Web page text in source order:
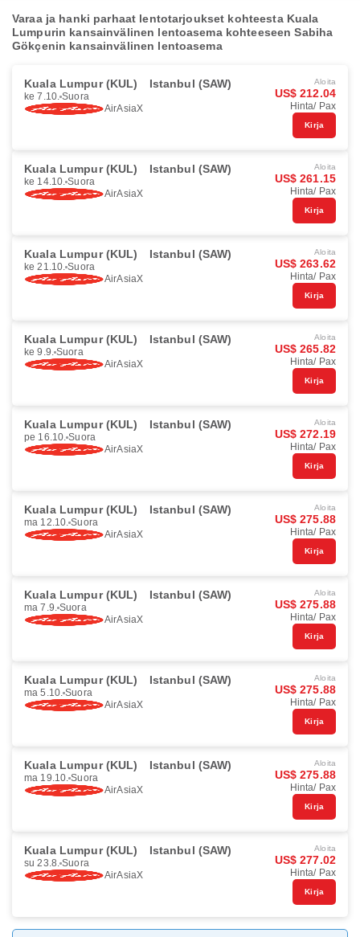
Varaa ja hanki parhaat lentotarjoukset kohteesta Kuala
Lumpurin kansainvälinen lentoasema kohteeseen Sabiha
Gökçenin kansainvälinen lentoasema
Kuala Lumpur (KUL) Istanbul (SAW)
ke 7.10. Suora
AirAsiaX
Aloita
US$ 212.04
Hinta/ Pax
Kirja
Kuala Lumpur (KUL) Istanbul (SAW)
ke 14.10. Suora
AirAsiaX
Aloita
US$ 261.15
Hinta/ Pax
Kirja
Kuala Lumpur (KUL) Istanbul (SAW)
ke 21.10. Suora
AirAsiaX
Aloita
US$ 263.62
Hinta/ Pax
Kirja
Kuala Lumpur (KUL) Istanbul (SAW)
ke 9.9. Suora
AirAsiaX
Aloita
US$ 265.82
Hinta/ Pax
Kirja
Kuala Lumpur (KUL) Istanbul (SAW)
pe 16.10. Suora
AirAsiaX
Aloita
US$ 272.19
Hinta/ Pax
Kirja
Kuala Lumpur (KUL) Istanbul (SAW)
ma 12.10. Suora
AirAsiaX
Aloita
US$ 275.88
Hinta/ Pax
Kirja
Kuala Lumpur (KUL) Istanbul (SAW)
ma 7.9. Suora
AirAsiaX
Aloita
US$ 275.88
Hinta/ Pax
Kirja
Kuala Lumpur (KUL) Istanbul (SAW)
ma 5.10. Suora
AirAsiaX
Aloita
US$ 275.88
Hinta/ Pax
Kirja
Kuala Lumpur (KUL) Istanbul (SAW)
ma 19.10. Suora
AirAsiaX
Aloita
US$ 275.88
Hinta/ Pax
Kirja
Kuala Lumpur (KUL) Istanbul (SAW)
su 23.8. Suora
AirAsiaX
Aloita
US$ 277.02
Hinta/ Pax
Kirja